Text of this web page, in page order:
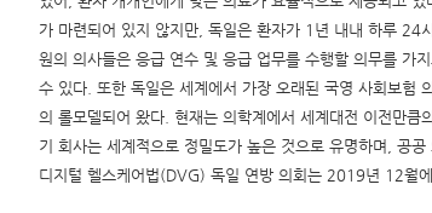
가 마련되어 있지 않지만, 독일은 환자가 1년 내내 하루 24
원의 의사들은 응급 연수 및 응급 업무를 수행할 의무를 가
수 있다. 또한 독일은 세계에서 가장 오래된 국영 사회보험
의 롤모델되어 왔다. 현재는 의학계에서 세계대전 이전만큼
기 회사는 세계적으로 정밀도가 높은 것으로 유명하며, 공
디지털 헬스케어법(DVG) 독일 연방 의회는 2019년 12월